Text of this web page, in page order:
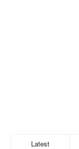
Latest